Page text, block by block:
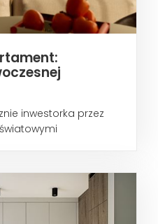
inwestorka przez